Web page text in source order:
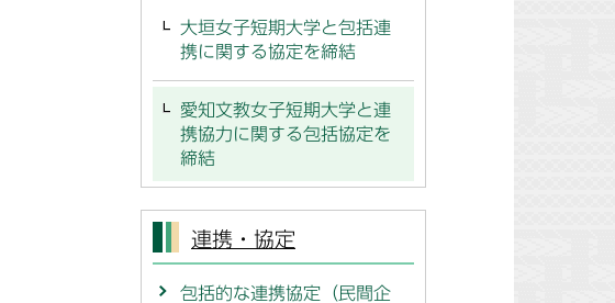
大垣女子短期大学と包括連
携に関する協定を締結
愛知文教女子短期大学と連
携協力に関する包括協定を
締結
連携・協定
包括的な連携協定（民間企